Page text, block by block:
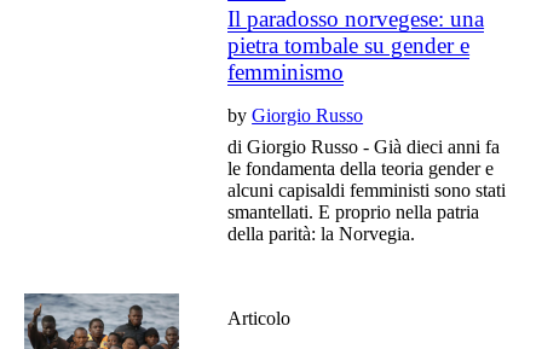
Il paradosso norvegese: una
pietra tombale su gender e
femminismo
byGiorgio Russo
di Giorgio Russo - Già dieci anni fa
le fondamenta della teoria gender e
alcuni capisaldi femministi sono stati
smantellati. E proprio nella patria
della parità: la Norvegia.
Articolo